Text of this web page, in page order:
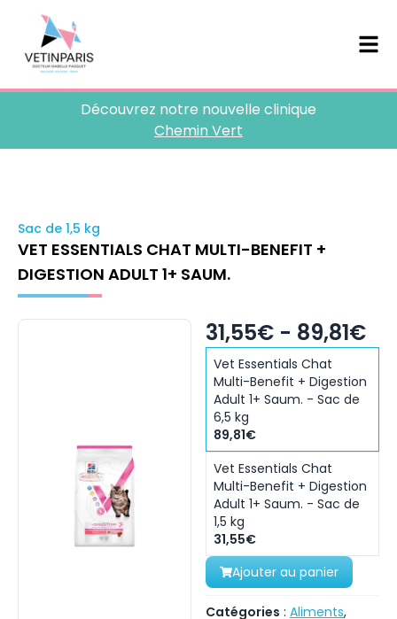
Découvrez notre nouvelle clinique
Chemin Vert
Sac de 1,5 kg
VET ESSENTIALS CHAT MULTI-BENEFIT +
DIGESTION ADULT 1+ SAUM.
31,55€ - 89,81€
Vet Essentials Chat
Multi-Benefit + Digestion
Adult 1+ Saum. - Sac de
6,5 kg
89,81€
Vet Essentials Chat
Multi-Benefit + Digestion
Adult 1+ Saum. - Sac de
1,5 kg
31,55€
Ajouter au panier
Catégories : Aliments,